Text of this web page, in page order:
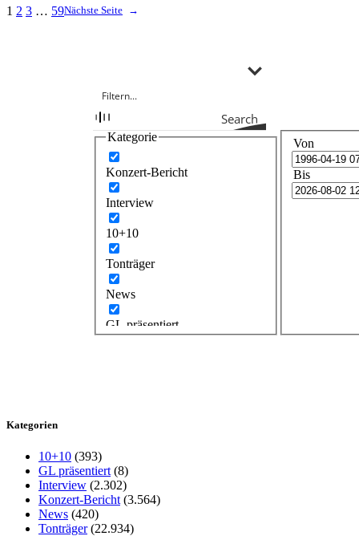
1 2 3 … 59Nächste Seite →
Search
Kategorie
Konzert-Bericht
Interview
10+10
Tonträger
News
GL präsentiert
Von
Bis
Kategorien
10+10 (393)
GL präsentiert (8)
Interview (2.302)
Konzert-Bericht (3.564)
News (420)
Tonträger(22.934)